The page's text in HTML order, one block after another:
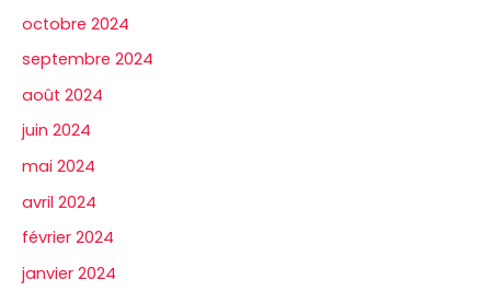
octobre 2024
septembre 2024
août 2024
juin 2024
mai 2024
avril 2024
février 2024
janvier 2024